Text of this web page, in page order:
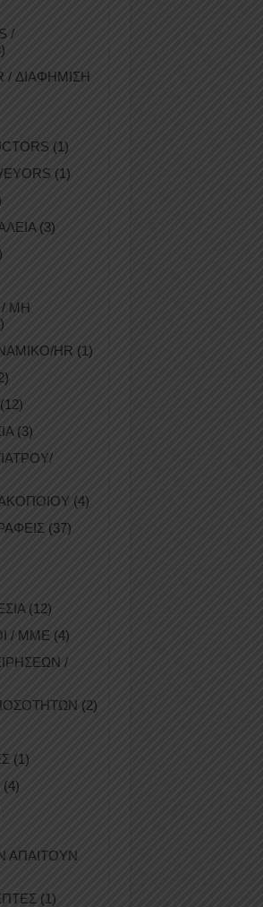
/
/ ΔΙΑΦΗΜΙΣΗ
(1)
(1)
(3)
/ ΜΗ
HR (1)
(12)
(3)
(4)
(37)
(12)
/ ΜΜΕ (4)
/
(2)
(1)
(4)
ΑΠΑΙΤΟΥΝ
(1)